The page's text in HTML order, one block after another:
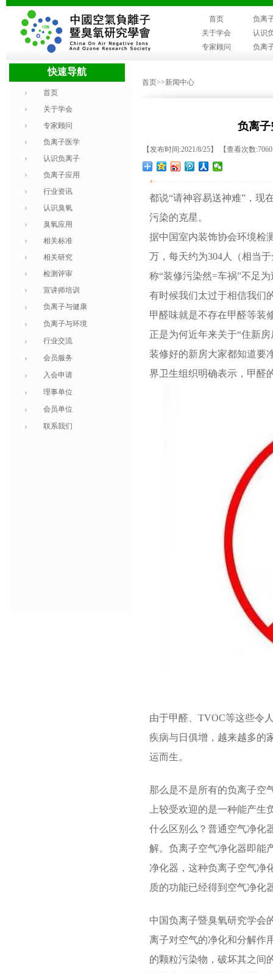
首页
负离
关于学会
认识
专家顾问
负离
快速导航
首页
关于学会
专家顾问
负离子医学
认识负离子
负离子应用
行业资讯
认识臭氧
臭氧应用
相关标准
相关研究
检测评审
宣讲师培训
负离子与健康
负离子与环境
行业交流
会员服务
入会申请
理事单位
会员单位
联系我们
首页>>新闻中心
负离
【发布时间:2021/8/25】 【查看次数
+
都说“请神容易送神难”，现
污染的克星。
据中国室内装饰协会环境检
万，每天约为304人（相当
称“装修污染然=车祸”不足
有时候我们太过于相信我们
甲醛味就是不存在甲醛等装
正是为何近年来关于“住新
装修好的新房大家都知道要
界卫生组织明确表示，甲醛
由于甲醛、TVOC等这些令
疾病与日俱增，越来越多的
运而生。
那么是不是所有的负离子空
上较受欢迎的是一种能产
什么区别么？普通空气净化
解。负离子空气净化器即能
净化器，这种负离子空气净
质的功能已经得到空气净化
中国负离子暨臭氧研究学会
离子对空气的净化和分解作
的颗粒污染物，破坏其之间